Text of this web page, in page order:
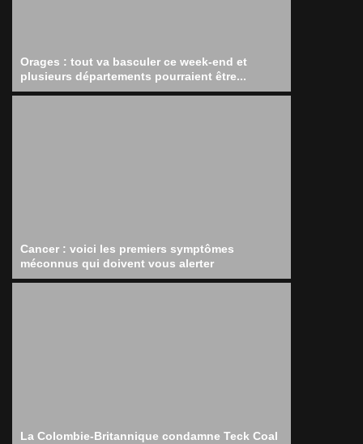
Orages : tout va basculer ce week-end et
plusieurs départements pourraient être...
Cancer : voici les premiers symptômes
méconnus qui doivent vous alerter
La Colombie-Britannique condamne Teck Coal